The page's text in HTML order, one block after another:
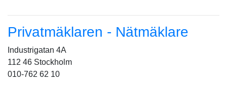
Privatmäklaren - Nätmäklare
Industrigatan 4A
112 46 Stockholm
010-762 62 10